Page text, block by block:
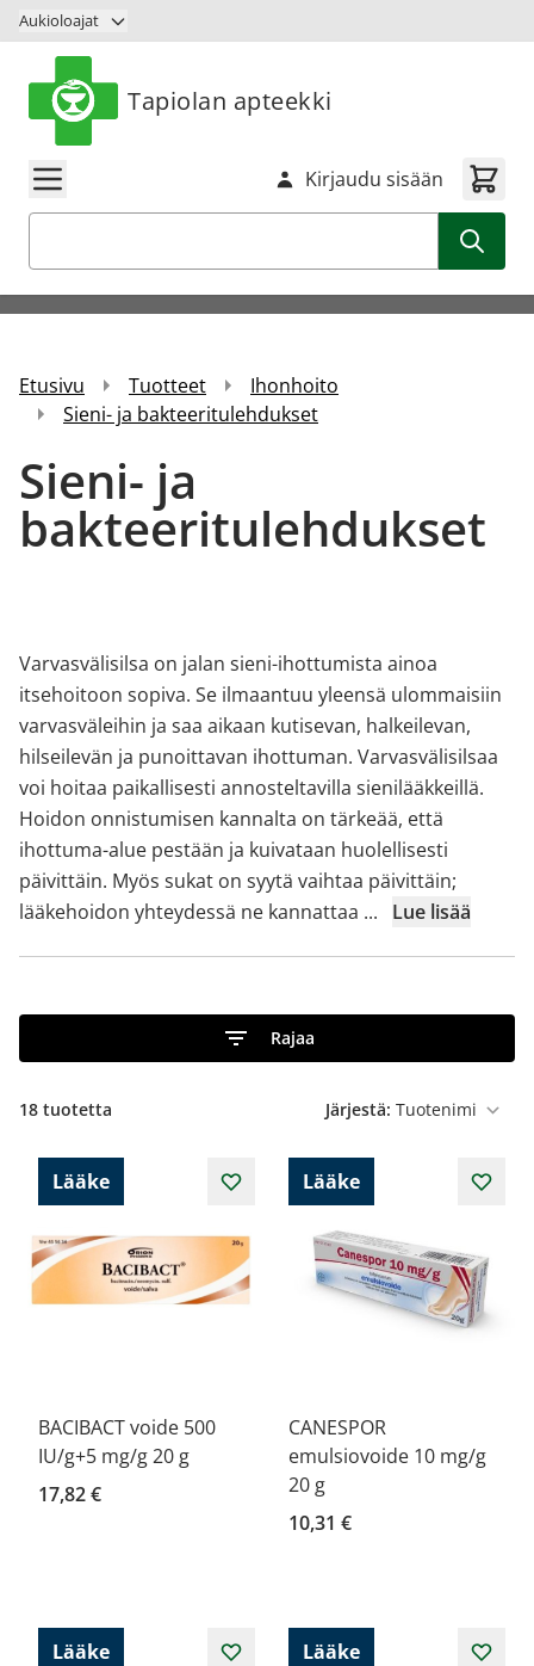
Siirry sisältöön
Aukioloajat
Tapiolan apteekki
Kirjaudu sisään
Etusivu Tuotteet
Ihonhoito
Sieni- ja bakteeritulehdukset
Sieni- ja
bakteeritulehdukset
Varvasvälisilsa on jalan sieni-ihottumista ainoa
itsehoitoon sopiva. Se ilmaantuu yleensä ulommaisiin
varvasväleihin ja saa aikaan kutisevan, halkeilevan,
hilseilevän ja punoittavan ihottuman. Varvasvälisilsaa
voi hoitaa paikallisesti annosteltavilla sienilääkkeillä.
Hoidon onnistumisen kannalta on tärkeää, että
ihottuma-alue pestään ja kuivataan huolellisesti
päivittäin. Myös sukat on syytä vaihtaa päivittäin;
lääkehoidon yhteydessä ne kannattaa ... Lue lisää
Rajaa
18 tuotetta Järjestä:
Lääke
BACIBACT voide 500
IU/g+5 mg/g 20 g
17,82 €
Lääke
CANESPOR
emulsiovoide 10 mg/g
20 g
10,31 €
Lääke Lääke